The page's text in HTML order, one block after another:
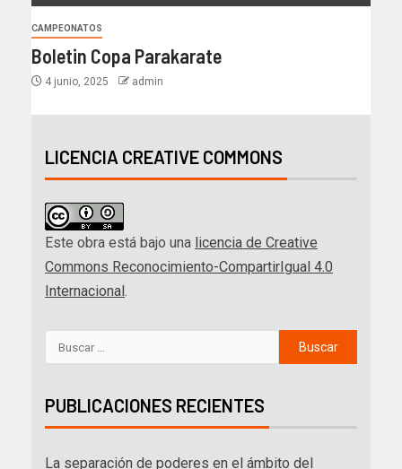
CAMPEONATOS
Boletin Copa Parakarate
4 junio, 2025 admin
LICENCIA CREATIVE COMMONS
Este obra está bajo una licencia de Creative
Commons Reconocimiento-CompartirIgual 4.0
Internacional.
PUBLICACIONES RECIENTES
La separación de poderes en el ámbito del